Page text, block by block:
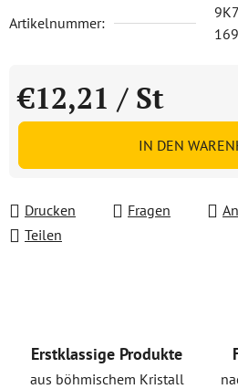
Artikelnummer:
169
€12,21 / St
Verkaufspreis:
IN DEN
Drucken Fragen
Teilen
Erstklassige Produkte
aus böhmischem Kristall